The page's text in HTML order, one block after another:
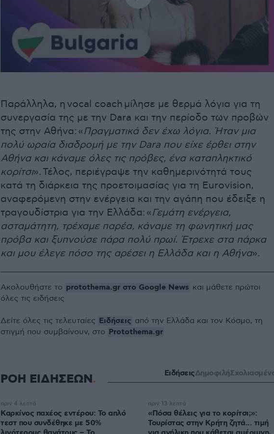
Παράλληλα, η vocal coach μίλησε με θερμά λόγια για τη
συνεργασία της με την Dara και την περίοδο των προβών
της στην Αθήνα: «Πραγματικά δεν έχω λόγια. Ήταν μια
πολύ ωραία διαδρομή με την Dara που είχε έρθει στην
Αθήνα και κάναμε όλες τις πρόβες, ένα καταπληκτικό
κορίτσι». Τέλος, περιέγραψε την καθημερινότητά τους
κατά τη διάρκεια της προετοιμασίας για τη Eurovision,
αναφερόμενη στην ενέργεια και την αγάπη που έδειξε η
τραγουδίστρια για την Ελλάδα: «Γεμάτη ενέργεια,
ασταμάτητη, τρέχαμε παρέα, κάναμε τη φωνητική μας
πρόβα και ξυπνούσε πάρα πολύ πρωί. Έτρεχε στα πάρκα
και μου έλεγε πόσο της αρέσει η Ελλάδα και η Αθήνα».
Ακολουθήστε το protothema.gr στο Google News και μάθετε πρώτοι
όλες τις ειδήσεις
Δείτε όλες τις τελευταίες Ειδήσεις από την Ελλάδα και τον Κόσμο, τη
στιγμή που συμβαίνουν, στο Protothema.gr
ΡΟΗ ΕΙΔΗΣΕΩΝ ΕιδήσειςΔημοφιλή
Καρκίνος παχέος εντέρου: Το απλό
τεστ που συνδέθηκε με 50%
πριν 4 λεπτά
«Πόσα θέλεις για το κορίτσι;»:
Τουρίστας στην Κρήτη ζητά... τιμή
πριν 13 λεπτά